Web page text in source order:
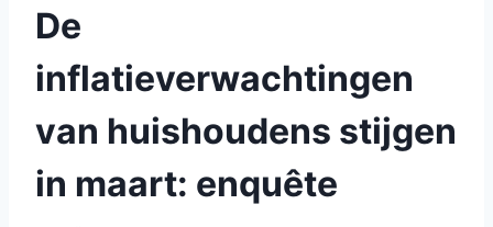
De
inflatieverwachtingen
van huishoudens stijgen
in maart: enquête